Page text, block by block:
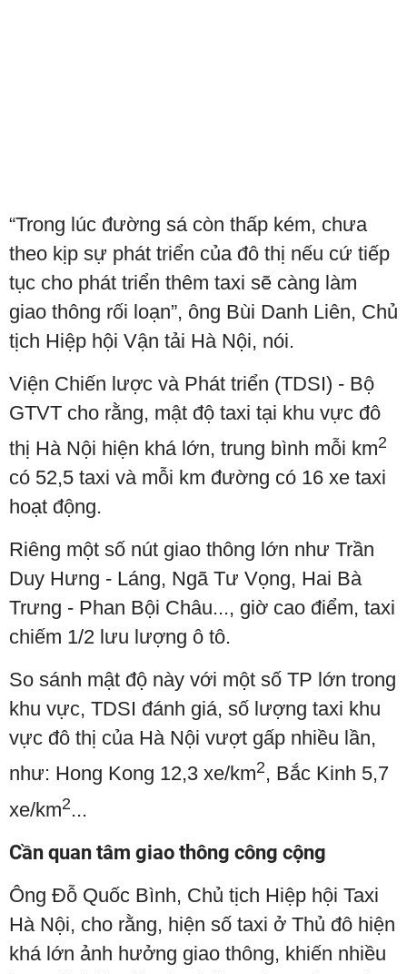
“Trong lúc đường sá còn thấp kém, chưa
theo kịp sự phát triển của đô thị nếu cứ tiếp
tục cho phát triển thêm taxi sẽ càng làm
giao thông rối loạn”, ông Bùi Danh Liên, Chủ
tịch Hiệp hội Vận tải Hà Nội, nói.
Viện Chiến lược và Phát triển (TDSI) - Bộ
GTVT cho rằng, mật độ taxi tại khu vực đô
thị Hà Nội hiện khá lớn, trung bình mỗi km2
có 52,5 taxi và mỗi km đường có 16 xe taxi
hoạt động.
Riêng một số nút giao thông lớn như Trần
Duy Hưng - Láng, Ngã Tư Vọng, Hai Bà
Trưng - Phan Bội Châu..., giờ cao điểm, taxi
chiếm 1/2 lưu lượng ô tô.
So sánh mật độ này với một số TP lớn trong
khu vực, TDSI đánh giá, số lượng taxi khu
vực đô thị của Hà Nội vượt gấp nhiều lần,
như: Hong Kong 12,3 xe/km2, Bắc Kinh 5,7
xe/km2...
Cần quan tâm giao thông công cộng
Ông Đỗ Quốc Bình, Chủ tịch Hiệp hội Taxi
Hà Nội, cho rằng, hiện số taxi ở Thủ đô hiện
khá lớn ảnh hưởng giao thông, khiến nhiều